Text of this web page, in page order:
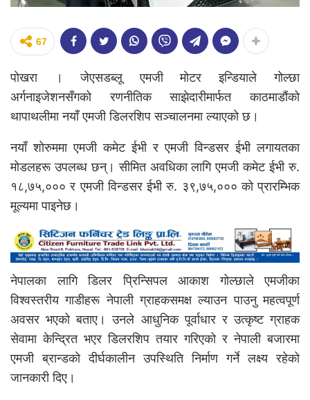
67
पोखरा । जेएसडब्लू एमजी मोटर इन्डियाले गोल्छा
अर्गनाइजेशनसँगको रणनीतिक साझेदारीमार्फत काठमाडौंको
थापाथलीमा नयाँ एमजी डिलरशिप सञ्चालनमा ल्याएको छ।
नयाँ शोरुममा एमजी कमेट ईभी र एमजी विन्डसर ईभी लगायतका
मोडलहरू उपलब्ध छन्। सीमित अवधिका लागि एमजी कमेट ईभी रु.
१८,७५,००० र एमजी विन्डसर ईभी रु. ३९,७५,००० को प्रारम्भिक
मूल्यमा पाइनेछ।
नेपालका लागि डिलर प्रिन्सिपल आकाश गोल्छाले एमजीका
विश्वस्तरीय गाडीहरू नेपाली ग्राहकसमक्ष ल्याउन पाउनु महत्वपूर्ण
अवसर भएको बताए। उनले आधुनिक पूर्वाधार र उत्कृष्ट ग्राहक
सेवामा केन्द्रित भएर डिलरशिप तयार गरिएको र नेपाली बजारमा
एमजी ब्रान्डको दीर्घकालीन उपस्थिति निर्माण गर्ने लक्ष्य रहेको
जानकारी दिए।